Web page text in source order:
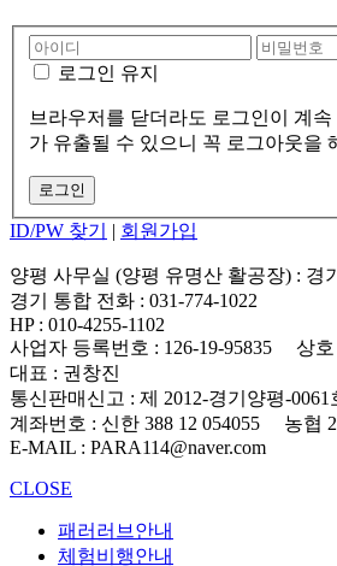
로그인 유지
브라우저를 닫더라도 로그인이 계
가 유출될 수 있으니 꼭 로그아웃을
ID/PW 찾기 | 회원가입
양평 사무실 (양평 유명산 활공장) : 경
경기 통합 전화 : 031-774-1022
HP: 010-4255-1102
사업자 등록번호 : 126-19-95835 상호
대표 : 권창진
통신판매신고 : 제 2012-경기양평-0061
계좌번호 : 신한 388 12 054055 농협
E-MAIL : PARA114@naver.com
CLOSE
패러러브안내
체험비행안내